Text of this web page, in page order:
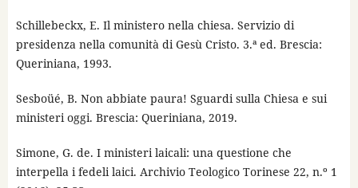
Schillebeckx, E. Il ministero nella chiesa. Servizio di
presidenza nella comunità di Gesù Cristo. 3.ª ed. Brescia:
Queriniana, 1993.
Sesboüé, B. Non abbiate paura! Sguardi sulla Chiesa e sui
ministeri oggi. Brescia: Queriniana, 2019.
Simone, G. de. I ministeri laicali: una questione che
interpella i fedeli laici. Archivio Teologico Torinese 22, n.º 1